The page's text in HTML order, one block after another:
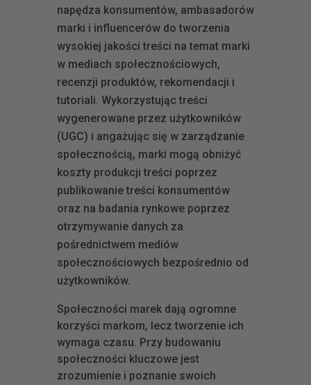
napędza konsumentów, ambasadorów
marki i influencerów do tworzenia
wysokiej jakości treści na temat marki
w mediach społecznościowych,
recenzji produktów, rekomendacji i
tutoriali. Wykorzystując treści
wygenerowane przez użytkowników
(UGC) i angażując się w zarządzanie
społecznością, marki mogą obniżyć
koszty produkcji treści poprzez
publikowanie treści konsumentów
oraz na badania rynkowe poprzez
otrzymywanie danych za
pośrednictwem mediów
społecznościowych bezpośrednio od
użytkowników.
Społeczności marek dają ogromne
korzyści markom, lecz tworzenie ich
wymaga czasu. Przy budowaniu
społeczności kluczowe jest
zrozumienie i poznanie swoich